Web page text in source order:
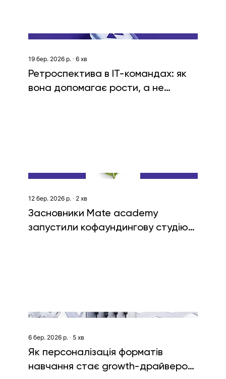
19 бер. 2026 р.∙ 6 хв
Ретроспектива в ІТ-командах: як
вона допомагає рости, а не
12 бер. 2026 р. ∙ 2 хв
Засновники Mate academy
запустили кофаундингову студію
6 бер. 2026 р.∙ 5 хв
Як персоналізація форматів
навчання стає growth-драйвером: